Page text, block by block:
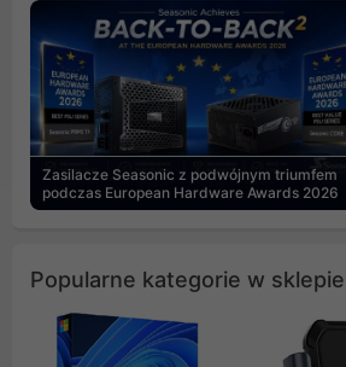
Zasilacze Seasonic z podwójnym triumfem
podczas European Hardware Awards 2026
Popularne kategorie w sklepie